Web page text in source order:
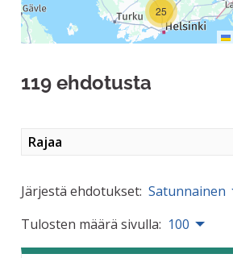
25
119 ehdotusta
Rajaa
Järjestä ehdotukset: Satunnainen
Tulosten määrä sivulla: 100